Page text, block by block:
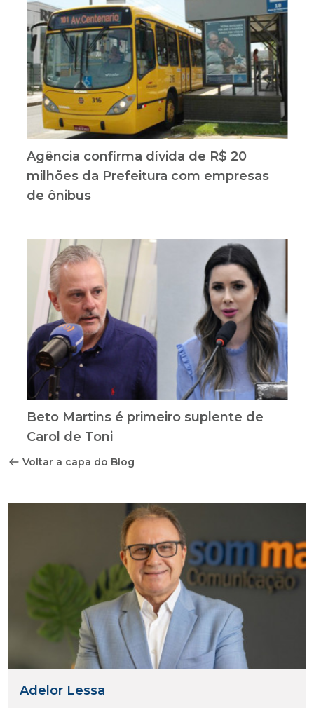
Agência confirma dívida de R$ 20
milhões da Prefeitura com empresas
de ônibus
Beto Martins é primeiro suplente de
Carol de Toni
Voltar a capa do Blog
Adelor Lessa